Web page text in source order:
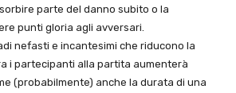
parte del danno subito o la
punti gloria agli avversari.
nefasti e incantesimi che riducono la
i partecipanti alla partita aumenterà
(probabilmente) anche la durata di una